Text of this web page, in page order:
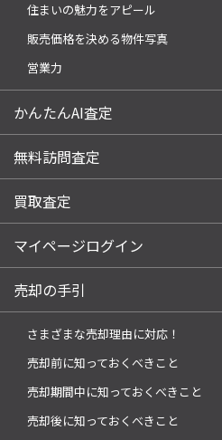
住まいの魅力をアピール
販売価格を決める物件写真
営業力
かんたんAI査定
無料訪問査定
買取査定
マイページログイン
売却の手引
さまざまな売却理由に対応！
売却前に知っておくべきこと
売却期間中に知っておくべきこと
売却後に知っておくべきこと